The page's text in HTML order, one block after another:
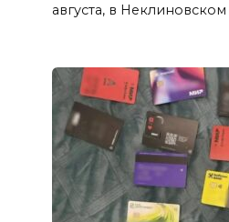
августа, в Неклиновском